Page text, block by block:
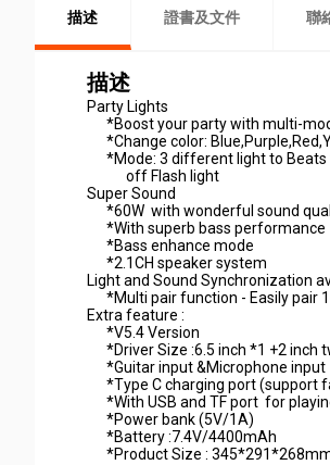
描述 證書及文件 聯
描述
Party Lights
*Boost your party with multi-
*Change color:
*Mode: 3 different light to
off Flash light
Super Sound
*60W with wonderful sound
*With superb bass performance
*Bass enhance mode
*2.1CH speaker system
Light and Sound Synchronization
*Multi pair function - Easily pair
Extra feature :
*V5.4 Version
*Driver Size :6.5 inch *1 +2 inch
*Guitar input &Microphone input
*Type C charging port (support
*With USB and TF port for
*Power bank (5V/1A)
*Battery :7.4V/4400mAh
*Product Size :